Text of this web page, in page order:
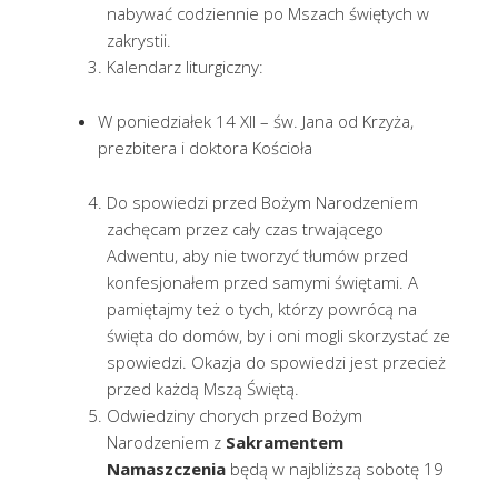
nabywać codziennie po Mszach świętych w
zakrystii.
Kalendarz liturgiczny:
W poniedziałek 14 XII – św. Jana od Krzyża,
prezbitera i doktora Kościoła
Do spowiedzi przed Bożym Narodzeniem
zachęcam przez cały czas trwającego
Adwentu, aby nie tworzyć tłumów przed
konfesjonałem przed samymi świętami. A
pamiętajmy też o tych, którzy powrócą na
święta do domów, by i oni mogli skorzystać ze
spowiedzi. Okazja do spowiedzi jest przecież
przed każdą Mszą Świętą.
Odwiedziny chorych przed Bożym
Narodzeniem z Sakramentem
Namaszczenia będą w najbliższą sobotę 19